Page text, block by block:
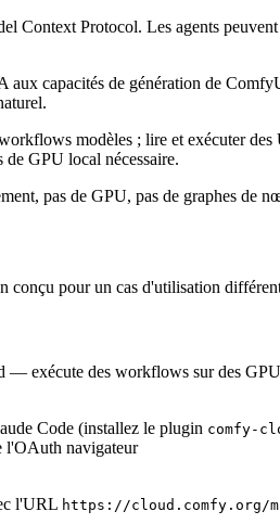
Protocol. Les agents
aux capacités de génération de
modèles ; lire et exécuter
de GPU local nécessaire.
pas de GPU, pas de graphes
conçu pour un cas d'utilisation
— exécute des workflows sur des
Code (installez le plugin comfy-
l'OAuth navigateur
l'URL https://cloud.comfy.org/